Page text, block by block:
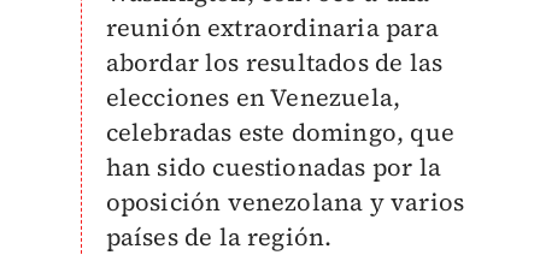
reunión extraordinaria para
abordar los resultados de las
elecciones en Venezuela,
celebradas este domingo, que
han sido cuestionadas por la
oposición venezolana y varios
países de la región.